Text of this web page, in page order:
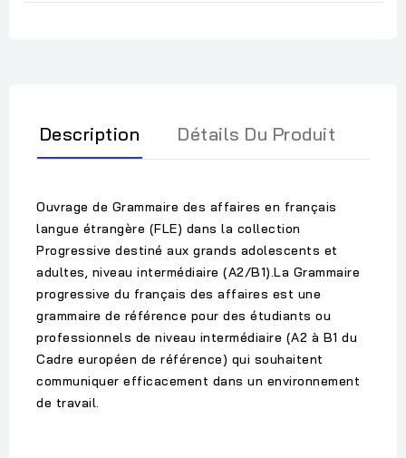
Description Détails Du Produit
Ouvrage de Grammaire des affaires en français
langue étrangère (FLE) dans la collection
Progressive destiné aux grands adolescents et
adultes, niveau intermédiaire (A2/B1).La Grammaire
progressive du français des affaires est une
grammaire de référence pour des étudiants ou
professionnels de niveau intermédiaire (A2 à B1 du
Cadre européen de référence) qui souhaitent
communiquer efficacement dans un environnement
de travail.